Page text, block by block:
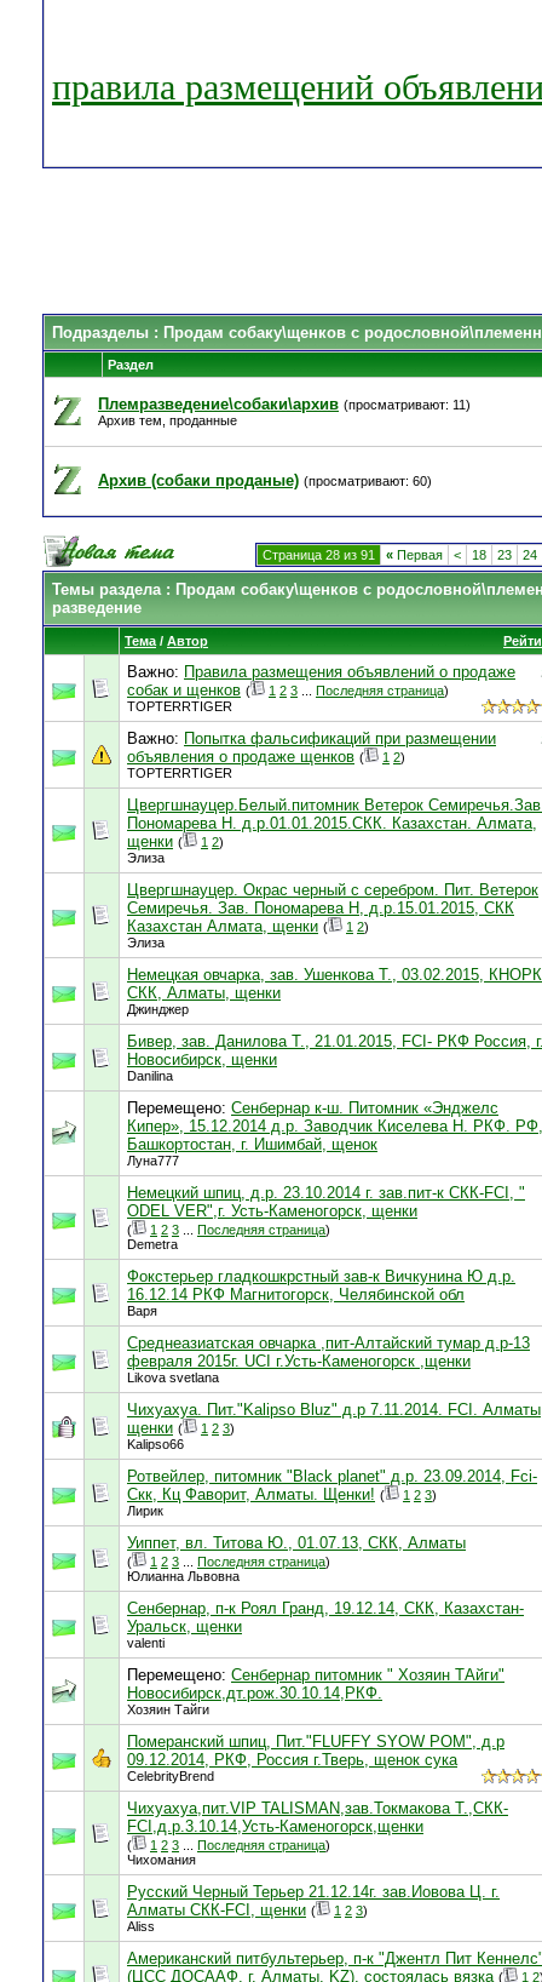
правила размещений
Подразделы : Продам собаку\щенков с
Раздел
Племразведение\собаки\архив (просматривают: 11)
Архив тем, проданные
Архив (собаки проданые) (просматривают: 60)
Страница 28 из 91 « Первая < 18 23 24
Темы раздела: Продам собаку\щенков с
разведение
Тема / Автор
Важно: Правила размещения объявлений о продаже
собак и щенков ( 1 2 3 Последняя страница)
TOPTERRTIGER
Важно: Попытка фальсификаций при размещении
объявления о продаже щенков ( 1 2)
TOPTERRTIGER
Цвергшнауцер.Белый.питомник Ветерок
Пономарева Н. д.р.01.01.2015.СКК. Казахстан. Алмата,
щенки ( 1 2)
Элиза
Цвергшнауцер. Окрас черный с серебром. Пит. Ветерок
Семиречья. Зав. Пономарева Н, д.р.15.01.2015, СКК
Казахстан Алмата, щенки ( 1 2)
Элиза
Немецкая овчарка, зав. Ушенкова Т., 03.02.2015,
СКК, Алматы, щенки
Джинджер
Бивер, зав. Данилова Т., 21.01.2015, FCI- РКФ Россия,
Новосибирск, щенки
Danilina
Перемещено: Сенбернар к-ш. Питомник «Энджелс
Кипер», 15.12.2014 д.р. Заводчик Киселева Н. РКФ. РФ,
Башкортостан, г. Ишимбай, щенок
Луна777
Немецкий шпиц, д.р. 23.10.2014 г. зав.пит-к СКК-FCI, "
ODEL VER",г. Усть-Каменогорск, щенки
( 1 2 3 Последняя страница)
Demetra
Фокстерьер гладкошкрстный зав-к Вичкунина Ю д.р.
16.12.14 РКФ Магнитогорск, Челябинской обл
Варя
Среднеазиатская овчарка ,пит-Алтайский тумар д.р-13
февраля 2015г. UCI г.Усть-Каменогорск ,щенки
Likova svetlana
Чихуахуа. Пит."Kalipso Bluz" д.р 7.11.2014. FCI.
щенки ( 1 2 3)
Kalipso66
Ротвейлер, питомник "Black planet" д.р. 23.09.2014, Fci-
Скк, Кц Фаворит, Алматы. Щенки! ( 1 2 3)
Лирик
Уиппет, вл. Титова Ю., 01.07.13, СКК, Алматы
( 1 2 3 Последняя страница)
Юлианна Львовна
Сенбернар, п-к Роял Гранд, 19.12.14, СКК, Казахстан-
Уральск, щенки
valenti
Перемещено: Сенбернар питомник " Хозяин ТАйги"
Новосибирск,дт.рож.30.10.14,РКФ.
Хозяин Тайги
Померанский шпиц, Пит."FLUFFY SYOW POM", д.р
09.12.2014, РКФ, Россия г.Тверь, щенок сука
CelebrityBrend
Чихуахуа,пит.VIP TALISMAN,зав.Токмакова Т.,СКК-
FCI,д.р.3.10.14,Усть-Каменогорск,щенки
( 1 2 3 Последняя страница)
Чихомания
Русский Черный Терьер 21.12.14г. зав.Иовова Ц. г.
Алматы СКК-FCI, щенки ( 1 2 3)
Aliss
Американский питбультерьер, п-к "Джентл Пит
(ЦСС ДОСААФ, г. Алматы, KZ), состоялась вязка ( 1 2